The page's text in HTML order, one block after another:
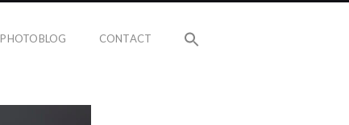
PHOTOBLOG CONTACT